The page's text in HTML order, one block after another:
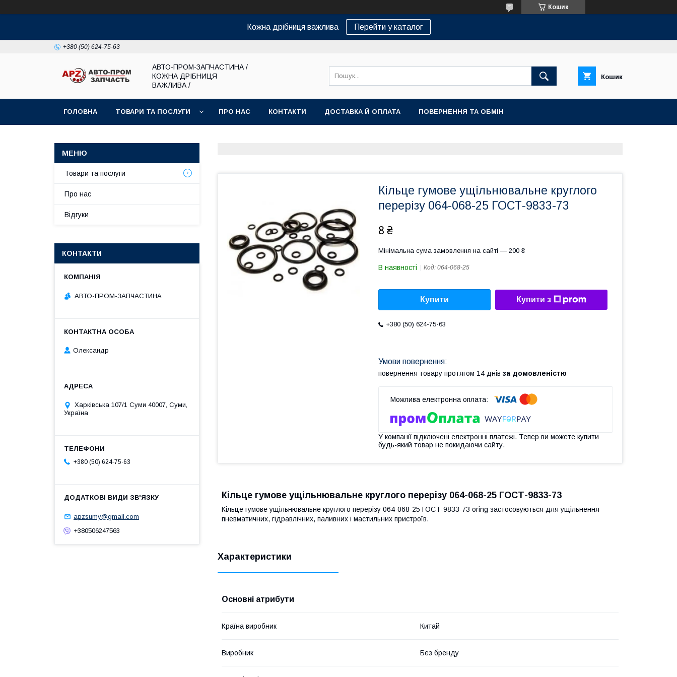
Кошик
Кожна дрібниця важлива Перейти у каталог
+380 (50) 624-75-63
АВТО-ПРОМ-ЗАПЧАСТИНА /
КОЖНА ДРІБНИЦЯ
ВАЖЛИВА /
Кошик
ГОЛОВНА ТОВАРИ ТА ПОСЛУГИ ПРО НАС КОНТАКТИ ДОСТАВКА Й ОПЛАТА ПОВЕРНЕННЯ ТА ОБМІН
Кільце гумове ущільнювальне круглого
перерізу 064-068-25 ГОСТ-9833-73
8 ₴
Мінімальна сума замовлення на сайті — 200 ₴
В наявності Код: 064-068-25
Купити Купити з
+380 (50) 624-75-63
повернення товару протягом 14 днів за домовленістю
У компанії підключені електронні платежі. Тепер ви можете купити
будь-який товар не покидаючи сайту.
Кільце гумове ущільнювальне круглого перерізу 064-068-25 ГОСТ-9833-73
Кільце гумове ущільнювальне круглого перерізу 064-068-25 ГОСТ-9833-73 oring застосовуються для ущільнення
пневматичних, гідравлічних, паливних і мастильних пристроїв.
Характеристики
Основні атрибути
Країна виробник Китай
Виробник Без бренду
Товари та послуги
Про нас
Відгуки
КОНТАКТИ
АВТО-ПРОМ-ЗАПЧАСТИНА
Олександр
Харківська 107/1 Суми 40007, Суми,
Україна
+380 (50) 624-75-63
apzsumy@gmail.com
+380506247563